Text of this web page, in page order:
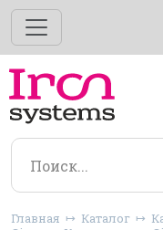
Главная Каталог